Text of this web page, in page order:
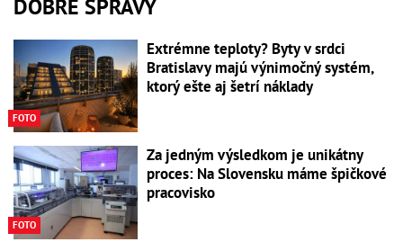
DOBRÉ SPRÁVY
FOTO
Extrémne teploty? Byty v srdci
Bratislavy majú výnimočný systém,
ktorý ešte aj šetrí náklady
FOTO
Za jedným výsledkom je unikátny
proces: Na Slovensku máme špičkové
pracovisko